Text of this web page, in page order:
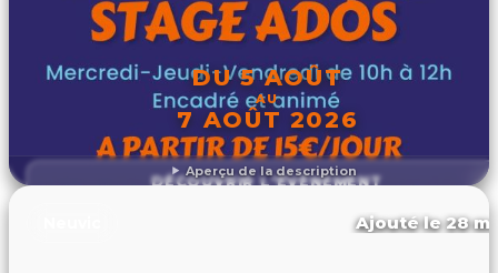
Aperçu de la description
DU 5 AOÛT
AU
7 AOÛT 2026
DÉCOUVRIR L'ÉVÉNEMENT
Ajouté le 28